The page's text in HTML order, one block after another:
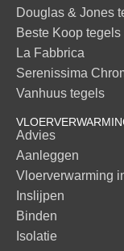
Douglas & Jones
Beste Koop tegels
La Fabbrica
Serenissima
Vanhuus tegels
Advies
Aanleggen
Vloerverwarming
Inslijpen
Binden
Isolatie